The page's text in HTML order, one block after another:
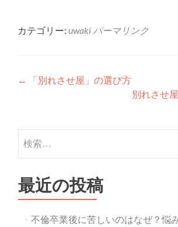
カテゴリー: uwaki パーマリンク
投稿ナビゲーション
←
「別れさせ屋」の選び方
別れさせ
検索:
最近の投稿
不倫卒業後に苦しいのはなぜ？悩